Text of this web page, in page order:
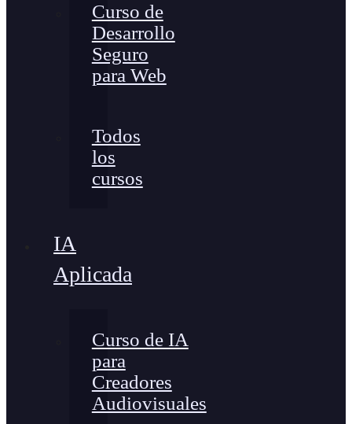
Curso de
Desarrollo
Seguro
para Web
Todos
los
cursos
IA
Aplicada
Curso de IA
para
Creadores
Audiovisuales